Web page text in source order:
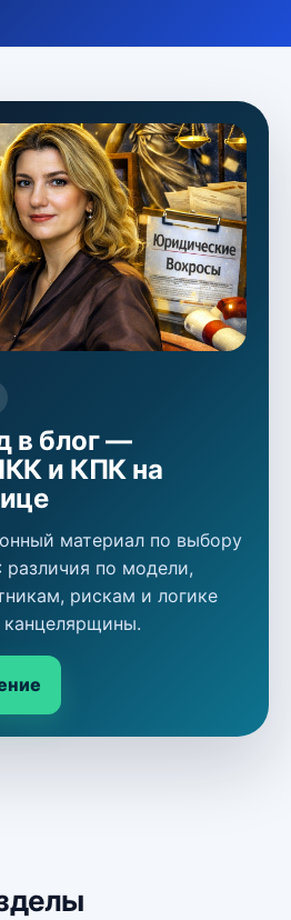
в блог —
и КПК на
материал по выбору
по модели,
рискам и логике
канцелярщины.